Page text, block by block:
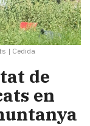
| Cedida
de
en